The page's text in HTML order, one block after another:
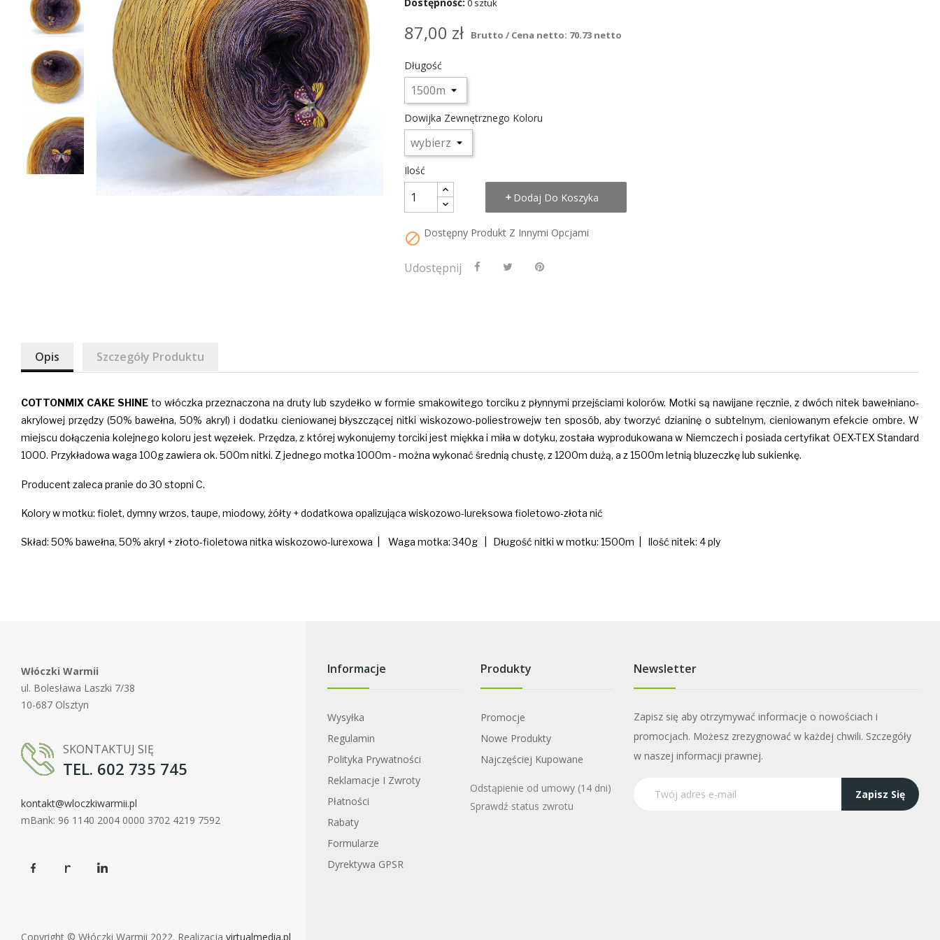
0 sztuk
87,00 zł Brutto / Cena netto: 70.73 netto
Długość
Dowijka Zewnętrznego Koloru
Ilość
Dodaj Do Koszyka
 Dostępny Produkt Z Innymi Opcjami
Udostępnij
Opis Szczegóły Produktu
COTTONMIX CAKE SHINE to włóczka przeznaczona na druty lub szydełko w formie smakowitego torciku z płynnymi przejściami kolorów. Motki są nawijane ręcznie, z dwóch nitek bawełniano-
akrylowej przędzy (50% bawełna, 50% akryl) i dodatku cieniowanej błyszczącej nitki wiskozowo-poliestrowejw ten sposób, aby tworzyć dzianinę o subtelnym, cieniowanym efekcie ombre. W
miejscu dołączenia kolejnego koloru jest węzełek. Przędza, z której wykonujemy torciki jest miękka i miła w dotyku, została wyprodukowana w Niemczech i posiada certyfikat OEX-TEX Standard
1000. Przykładowa waga 100g zawiera ok. 500m nitki. Z jednego motka 1000m - można wykonać średnią chustę, z 1200m dużą, a z 1500m letnią bluzeczkę lub sukienkę.
Producent zaleca pranie do 30 stopni C.
Kolory w motku: fiolet, dymny wrzos, taupe, miodowy, żółty + dodatkowa opalizująca wiskozowo-lureksowa fioletowo-złota nić
Skład: 50% bawełna, 50% akryl + złoto-fioletowa nitka wiskozowo-lurexowa | Waga motka: 340g | Długość nitki w motku: 1500m | Ilość nitek: 4 ply
Włóczki Warmii
ul. Bolesława Laszki 7/38
10-687 Olsztyn
SKONTAKTUJ SIĘ
TEL. 602 735 745
kontakt@wloczkiwarmii.pl
mBank: 96 1140 2004 0000 3702 4219 7592
Informacje
Wysyłka
Regulamin
Polityka Prywatności
Reklamacje I Zwroty
Płatności
Rabaty
Formularze
Dyrektywa GPSR
Produkty
Promocje
Nowe Produkty
Najczęściej Kupowane
Odstąpienie od umowy (14 dni)
Sprawdź status zwrotu
Newsletter
Zapisz się aby otrzymywać informacje o nowościach i
promocjach. Możesz zrezygnować w każdej chwili. Szczegóły
w naszej informacji prawnej.
Zapisz Się
Copyright © Włóczki Warmii 2022. Realizacja virtualmedia.pl